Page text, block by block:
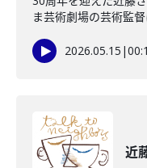
ま芸術劇場の芸術監
2026.05.15 |
近